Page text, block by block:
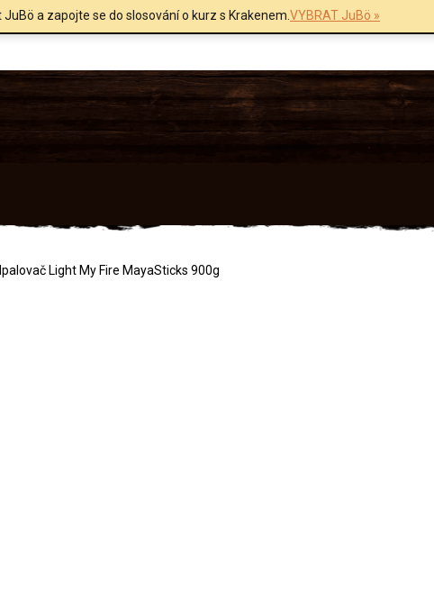
a zapojte se do slosování o kurz s Krakenem.VYBRAT JuBö »
Light My Fire MayaSticks 900g